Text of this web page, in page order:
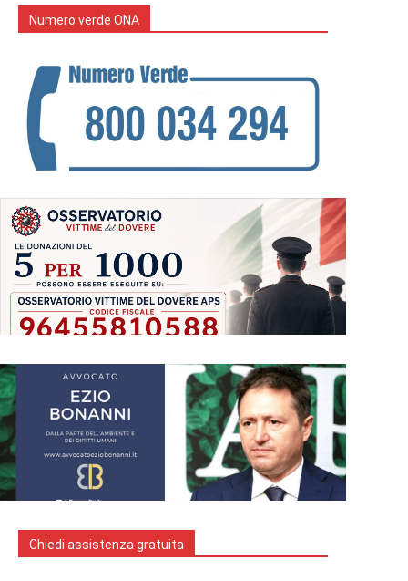
Numero verde ONA
Chiedi assistenza gratuita